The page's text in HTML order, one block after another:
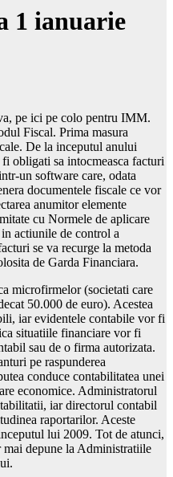
1 ianuarie
pe ici pe colo pentru IMM.
Fiscal. Prima masura
De la inceputul anului
obligati sa intocmeasca facturi
un software care, odata
documentele fiscale ce vor
anumitor elemente
cu Normele de aplicare
actiunile de control a
se va recurge la metoda
de Garda Financiara.
microfirmelor (societati care
50.000 de euro). Acestea
iar evidentele contabile vor fi
situatiile financiare vor fi
sau de o firma autorizata.
pe raspunderea
conduce contabilitatea unei
economice. Administratorul
iar directorul contabil
raportarilor. Aceste
lui 2009. Tot de atunci,
depune la Administratiile